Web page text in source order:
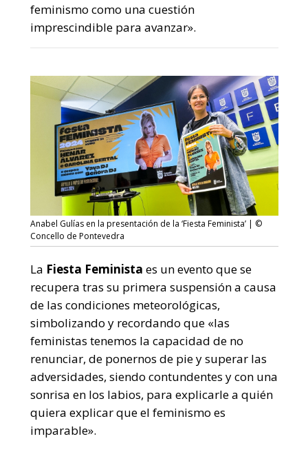
feminismo como una cuestión
imprescindible para avanzar».
Anabel Gulías en la presentación de la ‘Fiesta Feminista’ | ©
Concello de Pontevedra
La Fiesta Feminista es un evento que se
recupera tras su primera suspensión a causa
de las condiciones meteorológicas,
simbolizando y recordando que «las
feministas tenemos la capacidad de no
renunciar, de ponernos de pie y superar las
adversidades, siendo contundentes y con una
sonrisa en los labios, para explicarle a quién
quiera explicar que el feminismo es
imparable».